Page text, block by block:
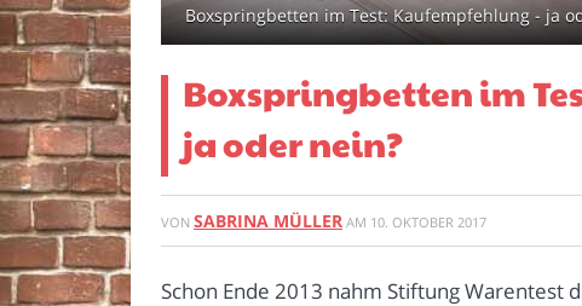
Boxspringbetten im Test: Kaufempfehlung - ja
Boxspringbetten im
ja oder nein?
VON SABRINA MÜLLER AM 10. OKTOBER 2017
Schon Ende 2013 nahm Stiftung Warentest